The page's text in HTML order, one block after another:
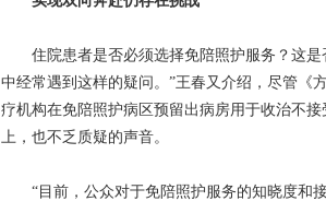
住院患者是否必须选择免陪照护服务？这是
中经常遇到这样的疑问。”王春又介绍，尽管《
疗机构在免陪照护病区预留出病房用于收治不
上，也不乏质疑的声音。
“目前，公众对于免陪照护服务的知晓度和接